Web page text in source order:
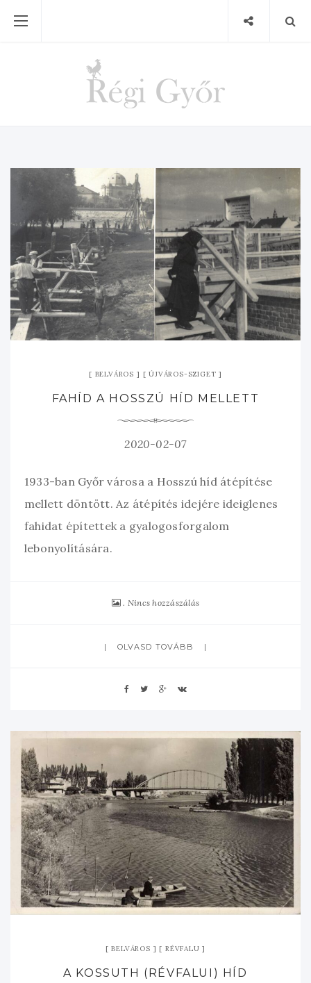
BELVÁROS ÚJVÁROS-SZIGET
FAHÍD A HOSSZÚ HÍD MELLETT
2020-02-07
1933-ban Győr városa a Hosszú híd átépítése
mellett döntött. Az átépítés idejére ideiglenes
fahidat építettek a gyalogosforgalom
lebonyolítására.
Nincs hozzászálás
OLVASD TOVÁBB
BELVÁROS RÉVFALU
A KOSSUTH (RÉVFALUI) HÍD